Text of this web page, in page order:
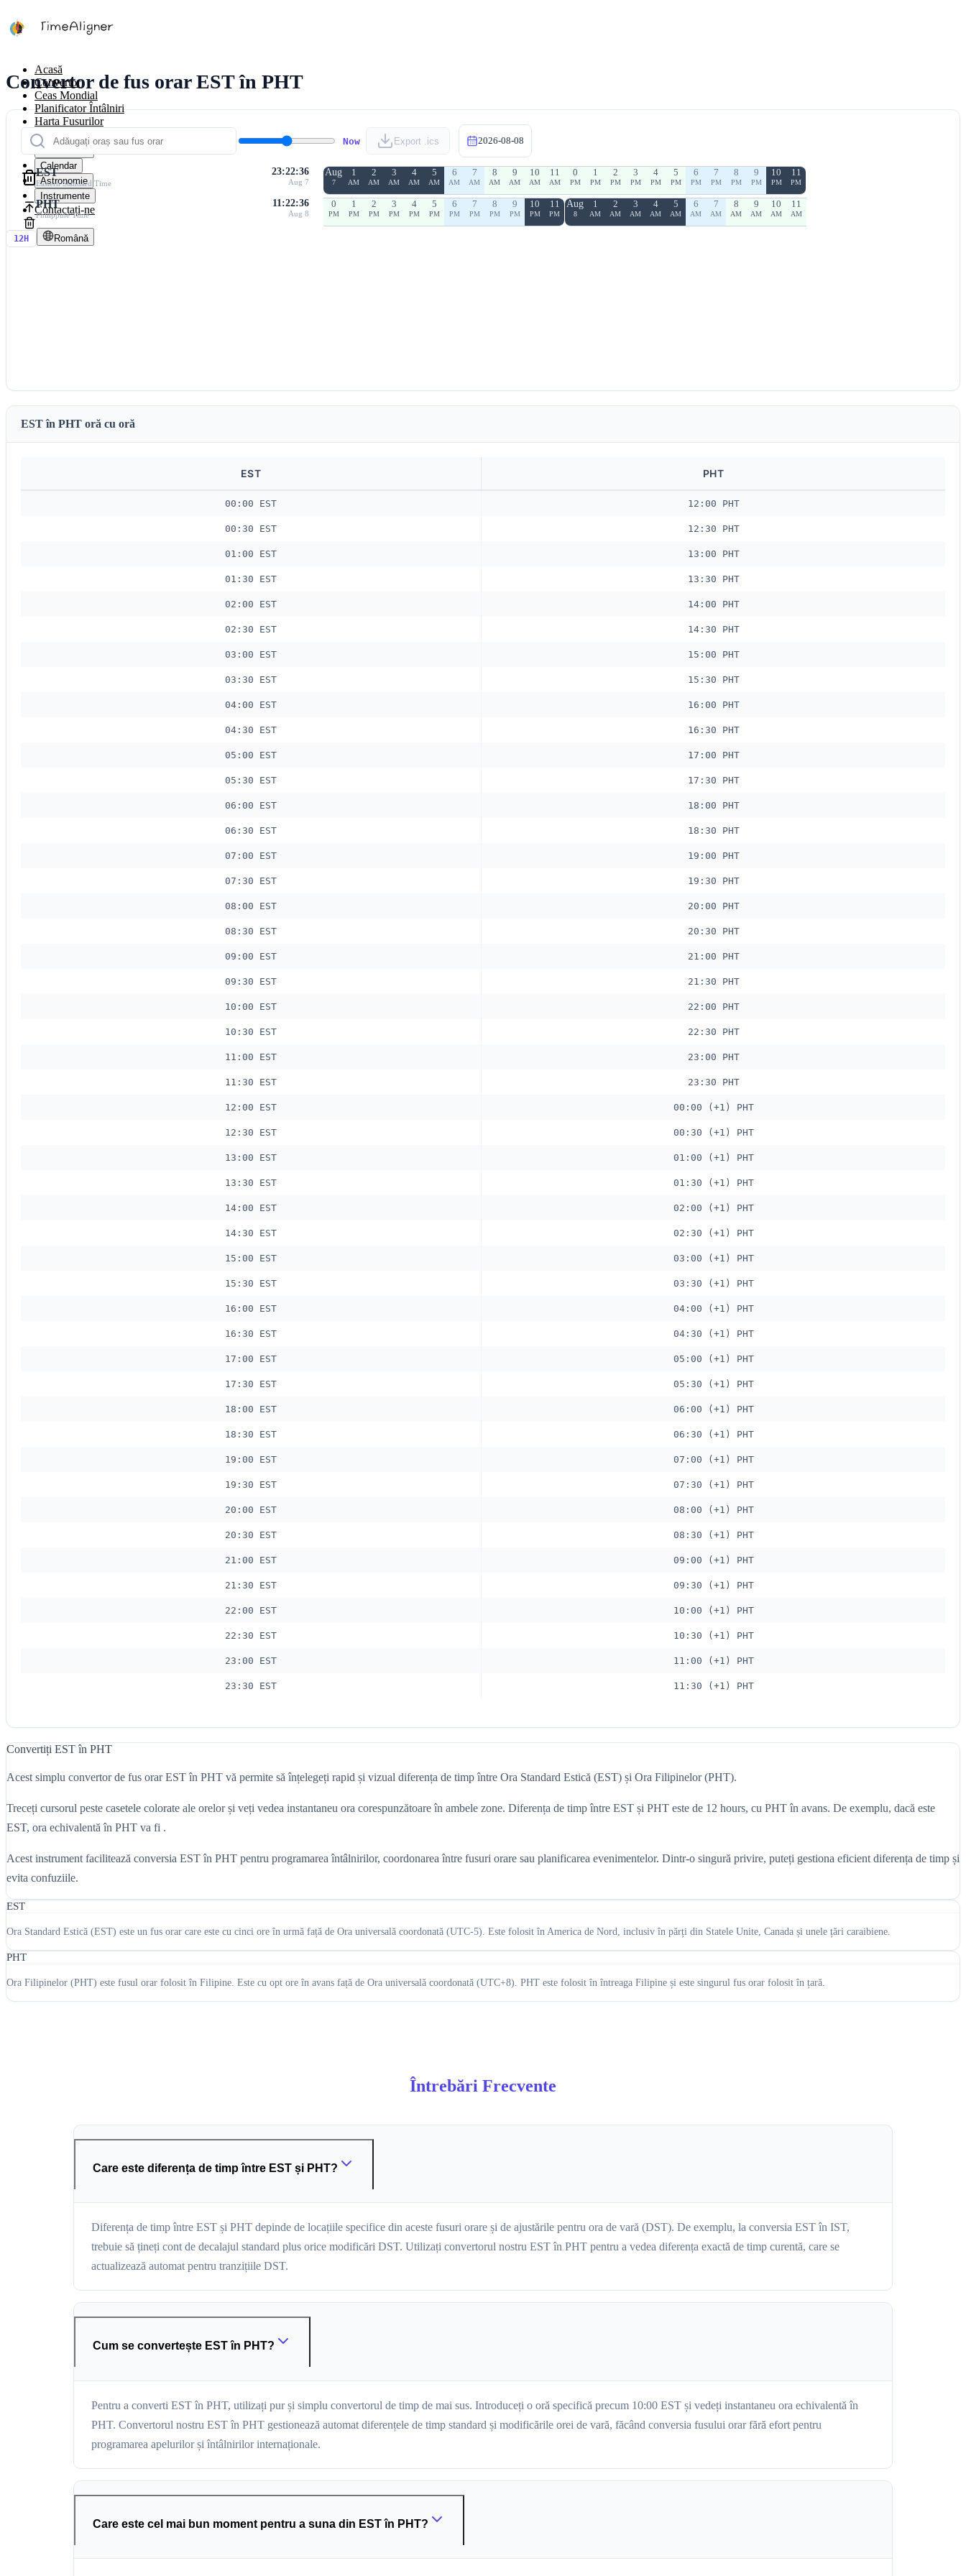
Acasă
Convertor
Ceas Mondial
Planificator Întâlniri
Harta Fusurilor
Calculatoare
Cronometre
Calendar
Astronomie
Instrumente
Contactați-ne
12H Română
Convertor de fus orar EST în PHT
Now Export .ics 2026-08-08
EST
Eastern Standard Time
23:22:36
Aug 7
Aug
7
1
AM
2
AM
3
AM
4
AM
5
AM
6
AM
7
AM
8
AM
9
AM
10
AM
11
AM
0
PM
1
PM
2
PM
3
PM
4
PM
5
PM
6
PM
7
PM
8
PM
9
PM
10
PM
11
PM
PHT
Philippine Time
11:22:36
Aug 8
0
PM
1
PM
2
PM
3
PM
4
PM
5
PM
6
PM
7
PM
8
PM
9
PM
10
PM
11
PM
Aug
8
1
AM
2
AM
3
AM
4
AM
5
AM
6
AM
7
AM
8
AM
9
AM
10
AM
11
AM
EST în PHT oră cu oră
EST PHT
00:00 EST 12:00 PHT
00:30 EST 12:30 PHT
01:00 EST 13:00 PHT
01:30 EST 13:30 PHT
02:00 EST 14:00 PHT
02:30 EST 14:30 PHT
03:00 EST 15:00 PHT
03:30 EST 15:30 PHT
04:00 EST 16:00 PHT
04:30 EST 16:30 PHT
05:00 EST 17:00 PHT
05:30 EST 17:30 PHT
06:00 EST 18:00 PHT
06:30 EST 18:30 PHT
07:00 EST 19:00 PHT
07:30 EST 19:30 PHT
08:00 EST 20:00 PHT
08:30 EST 20:30 PHT
09:00 EST 21:00 PHT
09:30 EST 21:30 PHT
10:00 EST 22:00 PHT
10:30 EST 22:30 PHT
11:00 EST 23:00 PHT
11:30 EST 23:30 PHT
12:00 EST 00:00 (+1) PHT
12:30 EST 00:30 (+1) PHT
13:00 EST 01:00 (+1) PHT
13:30 EST 01:30 (+1) PHT
14:00 EST 02:00 (+1) PHT
14:30 EST 02:30 (+1) PHT
15:00 EST 03:00 (+1) PHT
15:30 EST 03:30 (+1) PHT
16:00 EST 04:00 (+1) PHT
16:30 EST 04:30 (+1) PHT
17:00 EST 05:00 (+1) PHT
17:30 EST 05:30 (+1) PHT
18:00 EST 06:00 (+1) PHT
18:30 EST 06:30 (+1) PHT
19:00 EST 07:00 (+1) PHT
19:30 EST 07:30 (+1) PHT
20:00 EST 08:00 (+1) PHT
20:30 EST 08:30 (+1) PHT
21:00 EST 09:00 (+1) PHT
21:30 EST 09:30 (+1) PHT
22:00 EST 10:00 (+1) PHT
22:30 EST 10:30 (+1) PHT
23:00 EST 11:00 (+1) PHT
23:30 EST 11:30 (+1) PHT
Convertiți EST în PHT
Acest simplu convertor de fus orar EST în PHT vă permite să înțelegeți rapid și vizual diferența de timp între Ora Standard Estică (EST) și Ora Filipinelor (PHT).
Treceți cursorul peste casetele colorate ale orelor și veți vedea instantaneu ora corespunzătoare în ambele zone. Diferența de timp între EST și PHT este de 12 hours, cu PHT în avans. De exemplu, dacă este
EST, ora echivalentă în PHT va fi .
Acest instrument facilitează conversia EST în PHT pentru programarea întâlnirilor, coordonarea între fusuri orare sau planificarea evenimentelor. Dintr-o singură privire, puteți gestiona eficient diferența de timp și
evita confuziile.
EST
Ora Standard Estică (EST) este un fus orar care este cu cinci ore în urmă față de Ora universală coordonată (UTC-5). Este folosit în America de Nord, inclusiv în părți din Statele Unite, Canada și unele țări caraibiene.
PHT
Ora Filipinelor (PHT) este fusul orar folosit în Filipine. Este cu opt ore în avans față de Ora universală coordonată (UTC+8). PHT este folosit în întreaga Filipine și este singurul fus orar folosit în țară.
Întrebări Frecvente
Care este diferența de timp între EST și PHT?
Diferența de timp între EST și PHT depinde de locațiile specifice din aceste fusuri orare și de ajustările pentru ora de vară (DST). De exemplu, la conversia EST în IST,
trebuie să țineți cont de decalajul standard plus orice modificări DST. Utilizați convertorul nostru EST în PHT pentru a vedea diferența exactă de timp curentă, care se
actualizează automat pentru tranzițiile DST.
Cum se convertește EST în PHT?
Pentru a converti EST în PHT, utilizați pur și simplu convertorul de timp de mai sus. Introduceți o oră specifică precum 10:00 EST și vedeți instantaneu ora echivalentă în
PHT. Convertorul nostru EST în PHT gestionează automat diferențele de timp standard și modificările orei de vară, făcând conversia fusului orar fără efort pentru
programarea apelurilor și întâlnirilor internaționale.
Care este cel mai bun moment pentru a suna din EST în PHT?